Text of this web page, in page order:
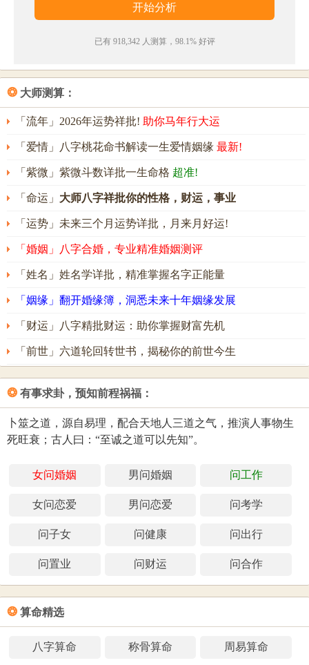
数理测算得出，仅供参考）
已有 918,342 人测算，98.1% 好评
❂ 大师测算：
「流年」2026年运势祥批! 助你马年行大运
「爱情」八字桃花命书解读一生爱情姻缘 最新!
「紫微」紫微斗数详批一生命格 超准!
「命运」 大师八字祥批你的性格，财运，事业
「运势」未来三个月运势详批，月来月好运!
「婚姻」八字合婚，专业精准婚姻测评
「姓名」姓名学详批，精准掌握名字正能量
「姻缘」翻开婚缘簿，洞悉未来十年姻缘发展
「财运」八字精批财运：助你掌握财富先机
「前世」六道轮回转世书，揭秘你的前世今生
❂ 有事求卦，预知前程祸福：
卜筮之道，源自易理，配合天地人三道之气，推演人事物生
死旺衰；古人曰：“至诚之道可以先知”。
女问婚姻 男问婚姻 问工作
女问恋爱 男问恋爱 问考学
问子女 问健康 问出行
问置业 问财运 问合作
❂ 算命精选
八字算命 称骨算命 周易算命